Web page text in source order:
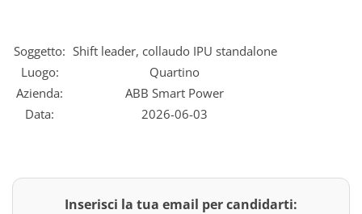
Soggetto: Shift leader, collaudo IPU standalone
Luogo:
Quartino
Azienda:
ABB Smart Power
Data:
2026-06-03
Inserisci la tua email per candidarti: